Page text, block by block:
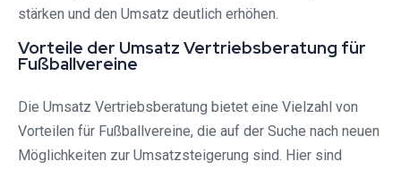
stärken und den Umsatz deutlich erhöhen.
Vorteile der Umsatz Vertriebsberatung für
Fußballvereine
Die Umsatz Vertriebsberatung bietet eine Vielzahl von
Vorteilen für Fußballvereine, die auf der Suche nach neuen
Möglichkeiten zur Umsatzsteigerung sind. Hier sind